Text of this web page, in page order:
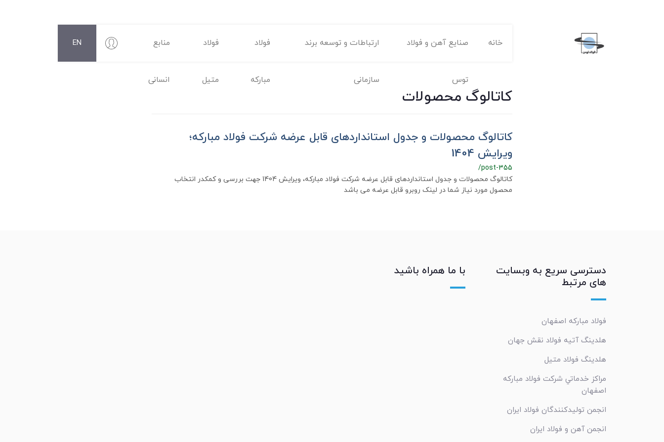
خانه صنایع آهن و فولاد
توس
ارتباطات و توسعه برند
سازمانی
فولاد
مبارکه
فولاد
متیل
منابع
انسانی
EN
کاتالوگ محصولات
کاتالوگ محصولات و جدول استانداردهای قابل عرضه شرکت فولاد مبارکه؛
ویرایش 1404
/post-355
کاتالوگ محصولات و جدول استانداردهای قابل عرضه شرکت فولاد مبارکه، ویرایش 1404 جهت بررسی و کمکدر انتخاب
محصول مورد نیاز شما در لینک روبرو قابل عرضه می باشد
دسترسی سریع به وبسایت
های مرتبط
فولاد مبارکه اصفهان
هلدینگ آتیه فولاد نقش جهان
هلدینگ فولاد متیل
مراکز خدماتي شرکت فولاد مبارکه
اصفهان
انجمن تولیدکنندگان فولاد ایران
انجمن آهن و فولاد ایران
با ما همراه باشید